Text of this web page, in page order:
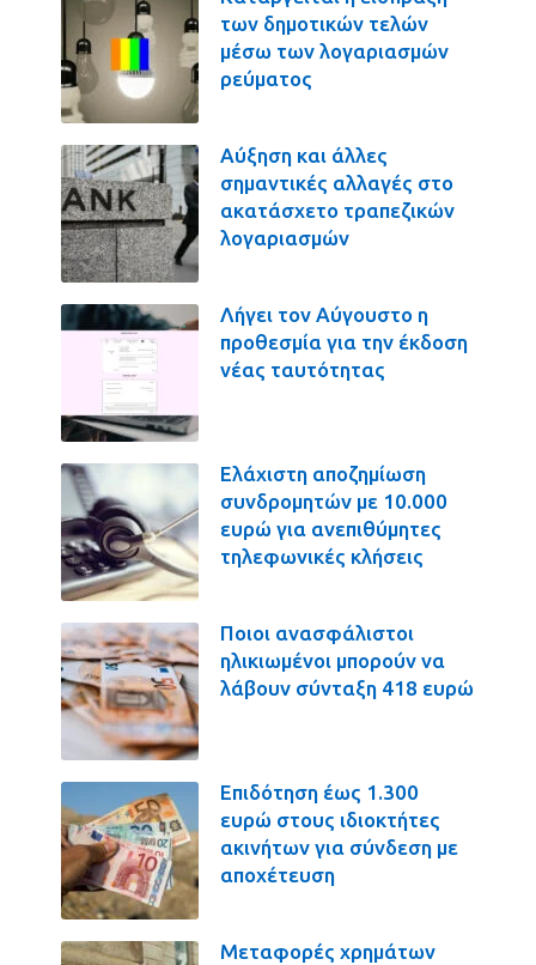
των δημοτικών τελών
μέσω των λογαριασμών
ρεύματος
Αύξηση και άλλες
σημαντικές αλλαγές στο
ακατάσχετο τραπεζικών
λογαριασμών
Λήγει τον Αύγουστο η
προθεσμία για την έκδοση
νέας ταυτότητας
Ελάχιστη αποζημίωση
συνδρομητών με 10.000
ευρώ για ανεπιθύμητες
τηλεφωνικές κλήσεις
Ποιοι ανασφάλιστοι
ηλικιωμένοι μπορούν να
λάβουν σύνταξη 418 ευρώ
Επιδότηση έως 1.300
ευρώ στους ιδιοκτήτες
ακινήτων για σύνδεση με
αποχέτευση
Μεταφορές χρημάτων